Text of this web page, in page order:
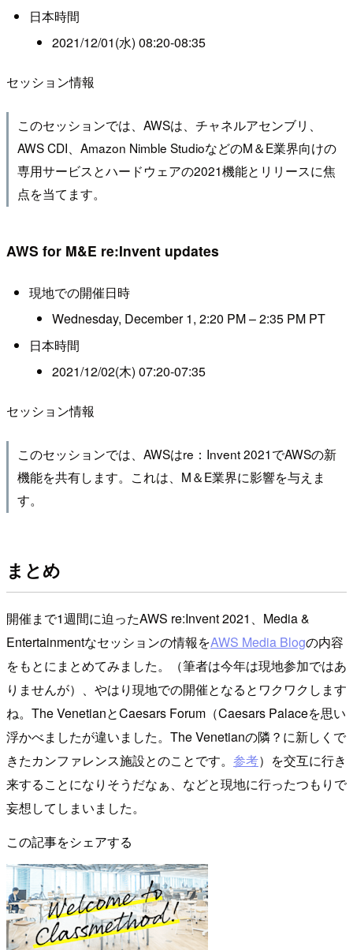
日本時間
2021/12/01(水) 08:20-08:35
セッション情報
このセッションでは、AWSは、チャネルアセンブリ、
AWS CDI、Amazon Nimble StudioなどのM＆E業界向けの
専用サービスとハードウェアの2021機能とリリースに焦
点を当てます。
AWS for M&E re:Invent updates
現地での開催日時
Wednesday, December 1, 2:20 PM – 2:35 PM PT
日本時間
2021/12/02(木) 07:20-07:35
セッション情報
このセッションでは、AWSはre：Invent 2021でAWSの新
機能を共有します。これは、M＆E業界に影響を与えま
す。
まとめ
開催まで1週間に迫ったAWS re:Invent 2021、Media &
Entertainmentなセッションの情報をAWS Media Blogの内容
をもとにまとめてみました。（筆者は今年は現地参加ではあ
りませんが）、やはり現地での開催となるとワクワクします
ね。The VenetianとCaesars Forum（Caesars Palaceを思い
浮かべましたが違いました。The Venetianの隣？に新しくで
きたカンファレンス施設とのことです。 参考）を交互に行き
来することになりそうだなぁ、などと現地に行ったつもりで
妄想してしまいました。
この記事をシェアする